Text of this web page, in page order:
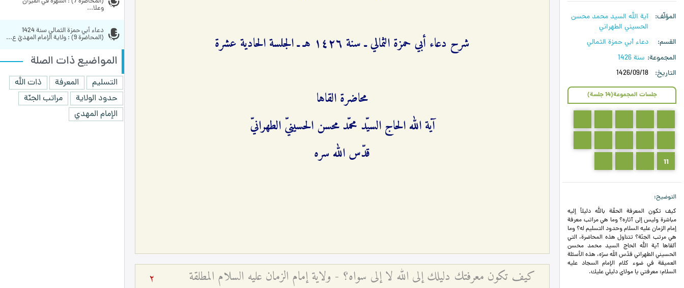
المؤلّف
آية الله السيد محمد محسن
الحسيني الطهراني
القسم
دعاء أبي حمزة الثمالي
المجموعة سنة 1426
التاريخ
1426/09/18
جلسات المجموعة(14 جلسة)
11
التوضيح
كيف تكون المعرفة الحقّة بالله دليلاً إليه
مباشرة وليس إلى آثاره؟ وما هي مراتب معرفة
إمام الزمان عليه السلام وحدود التسليم له؟ وما
هي مرتب الجنّة؟ تتناول هذه المحاضرة، التي
ألقاها آية الله الحاج السيد محمد محسن
الحسيني الطهراني قدّس اللّه سرّه، هذه الأسئلة
العميقة في ضوء كلام الإمام السجاد عليه
السلام: معرفتي يا مولاي دليلي عليك.
شرح دعاء أبي حمزة الثمالي ـ سنة ۱٤٢٦ هـ ـ الجلسة الحادية عشرة
محاضرة القاها
آية الله الحاج السيّد محمّد محسن الحسينيّ الطهرانيّ
قدّس الله سره
كيف تكون معرفتك دليلك إلى الله لا إلى سواه؟ - ولاية إمام الزمان عليه السلام المطلقة 2
وعلا...
(المحاضرة 9) : ولاية الإمام المهديّ ع...
المواضيع ذات الصلة
التسليم المعرفة
ذات الله
حدود الولاية
مراتب الجنّة
الإمام المهدي